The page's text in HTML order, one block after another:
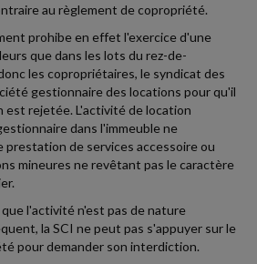
au règlement de copropriété.
prohibe en effet l'exercice d'une
que dans les lots du rez-de-
les copropriétaires, le syndicat des
gestionnaire des locations pour qu'il
est rejetée. L'activité de location
dans l'immeuble ne
prestation de services accessoire ou
mineures ne revêtant pas le caractère
l'activité n'est pas de nature
la SCI ne peut pas s'appuyer sur le
pour demander son interdiction.